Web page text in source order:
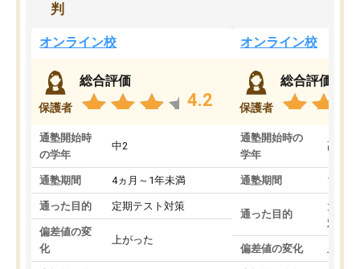
判
オンライン校
保護者
総合評価
4.2
通塾開始時
の学年
中2
通塾期間 4ヵ月～1年未満
通った目的 定期テスト対策
偏差値の変
化
上がった
オンライン校
保護者
総合評価
通塾開始時の
学年
高3
通塾期間 1～3
通った目的
大学
対策
偏差値の変化 上が